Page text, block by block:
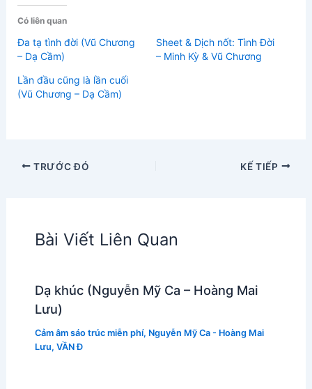
Có liên quan
Đa tạ tình đời (Vũ Chương
– Dạ Cầm)
Sheet & Dịch nốt: Tình Đời
– Minh Kỳ & Vũ Chương
Lần đầu cũng là lần cuối
(Vũ Chương – Dạ Cầm)
TRƯỚC ĐÓ KẾ TIẾP
Bài Viết Liên Quan
Dạ khúc (Nguyễn Mỹ Ca – Hoàng Mai
Lưu)
Cảm âm sáo trúc miễn phí, Nguyễn Mỹ Ca - Hoàng Mai
Lưu, VẦN Đ